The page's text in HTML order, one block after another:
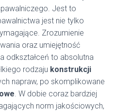
Jest to
jest nie tylko
Zrozumienie
oraz umiejętność
odkształceń to absolutna
rodzaju konstrukcji
napraw, po skomplikowane
. W dobie coraz bardziej
norm jakościowych,